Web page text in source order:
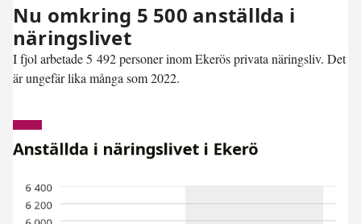
Nu omkring 5 500 anställda i
näringslivet
I fjol arbetade 5 492 personer inom Ekerös privata näringsliv. Det
är ungefär lika många som 2022.